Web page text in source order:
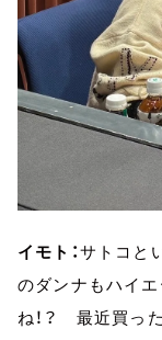
イモト：サトコと
のダンナもハイ
ね！？ 最近買っ